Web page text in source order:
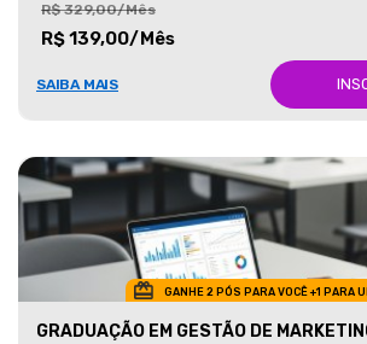
R$ 329,00/Mês
R$ 139,00/Mês
SAIBA MAIS
GANHE 2 PÓS PARA VOCÊ +1 PARA
GRADUAÇÃO EM GESTÃO DE